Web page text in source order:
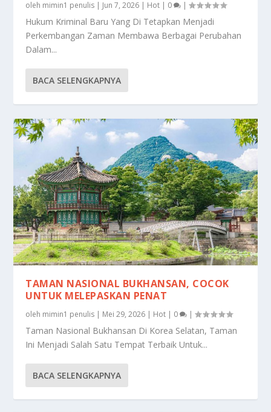
oleh mimin1 penulis | Jun 7, 2026 | Hot | 0 |
Hukum Kriminal Baru Yang Di Tetapkan Menjadi
Perkembangan Zaman Membawa Berbagai Perubahan
Dalam...
BACA SELENGKAPNYA
TAMAN NASIONAL BUKHANSAN, COCOK
UNTUK MELEPASKAN PENAT
oleh mimin1 penulis | Mei 29, 2026 | Hot | 0 |
Taman Nasional Bukhansan Di Korea Selatan, Taman
Ini Menjadi Salah Satu Tempat Terbaik Untuk...
BACA SELENGKAPNYA